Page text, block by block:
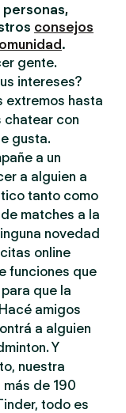
consejos
.
gente.
intereses?
extremos hasta
chatear con
gusta.
a un
a alguien a
tanto como
matches a la
novedad
online
funciones que
que la
amigos
a alguien
Y
nuestra
de 190
todo es